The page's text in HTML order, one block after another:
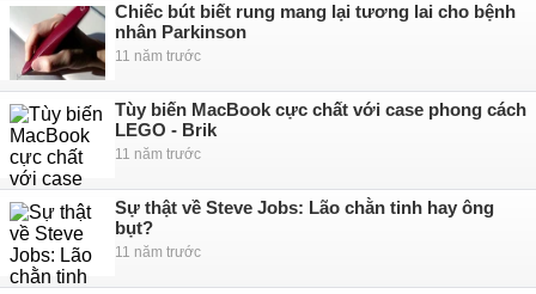
Chiếc bút biết rung mang lại tương lai cho bệnh
nhân Parkinson
11 năm trước
Tùy biến MacBook cực chất với case phong cách
LEGO - Brik
11 năm trước
Sự thật về Steve Jobs: Lão chằn tinh hay ông
bụt?
11 năm trước